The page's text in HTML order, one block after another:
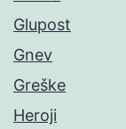
Glupost
Gnev
Greške
Heroji